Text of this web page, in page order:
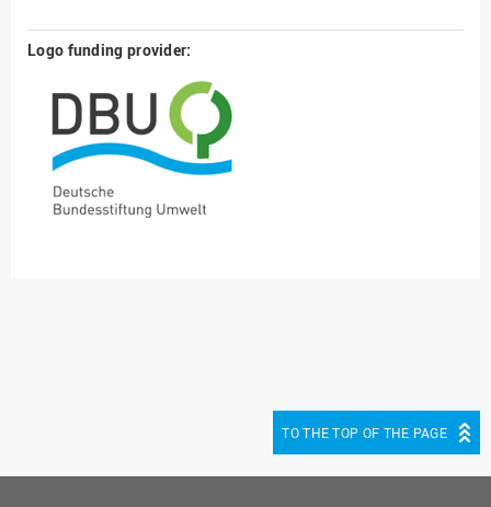
Logo funding provider:
TO THE TOP OF THE PAGE